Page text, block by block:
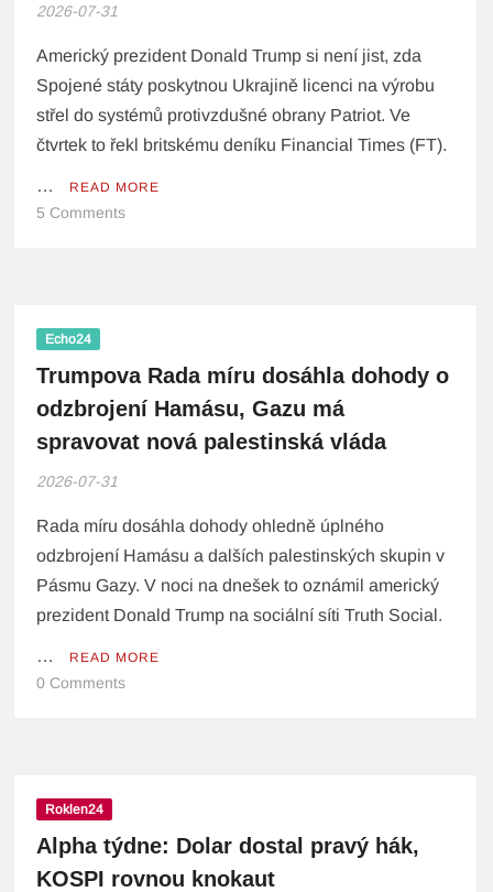
2026-07-31
Americký prezident Donald Trump si není jist, zda
Spojené státy poskytnou Ukrajině licenci na výrobu
střel do systémů protivzdušné obrany Patriot. Ve
čtvrtek to řekl britskému deníku Financial Times (FT).
… READ MORE
5 Comments
Echo24
Trumpova Rada míru dosáhla dohody o
odzbrojení Hamásu, Gazu má
spravovat nová palestinská vláda
2026-07-31
Rada míru dosáhla dohody ohledně úplného
odzbrojení Hamásu a dalších palestinských skupin v
Pásmu Gazy. V noci na dnešek to oznámil americký
prezident Donald Trump na sociální síti Truth Social.
… READ MORE
0 Comments
Roklen24
Alpha týdne: Dolar dostal pravý hák,
KOSPI rovnou knokaut